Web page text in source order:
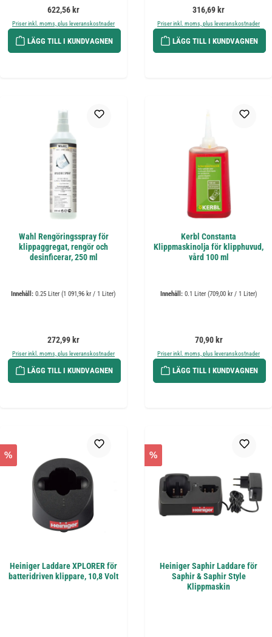
Ordinarie pris:
622,56 kr
Priser inkl. moms, plus leveranskostnader
LÄGG TILL I KUNDVAGNEN
Ordinarie pris:
316,69 kr
Priser inkl. moms, plus leveranskostnader
LÄGG TILL I KUNDVAGNEN
Wahl Rengöringsspray för
klippaggregat, rengör och
desinficerar, 250 ml
Innehåll: 0.25 Liter (1 091,96 kr / 1 Liter)
Ordinarie pris:
272,99 kr
Priser inkl. moms, plus leveranskostnader
LÄGG TILL I KUNDVAGNEN
Kerbl Constanta
Klippmaskinolja för klipphuvud,
vård 100 ml
Innehåll: 0.1 Liter (709,00 kr / 1 Liter)
Ordinarie pris:
70,90 kr
Priser inkl. moms, plus leveranskostnader
LÄGG TILL I KUNDVAGNEN
%
Heiniger Laddare XPLORER för
batteridriven klippare, 10,8 Volt
%
Heiniger Saphir Laddare för
Saphir & Saphir Style
Klippmaskin